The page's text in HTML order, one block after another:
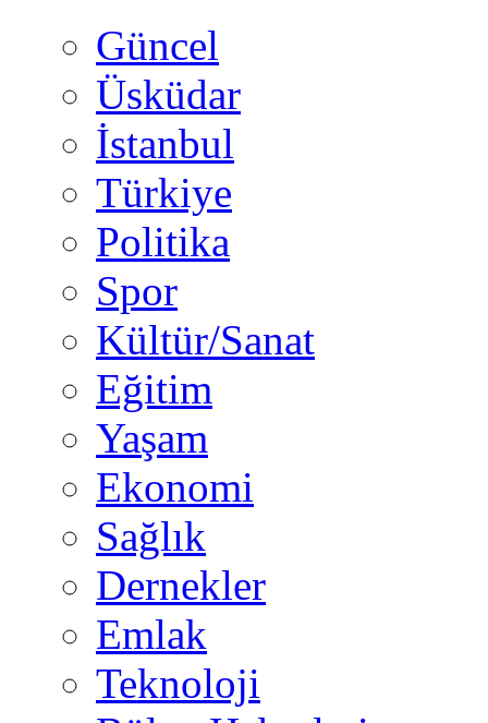
Güncel
Üsküdar
İstanbul
Türkiye
Politika
Spor
Kültür/Sanat
Eğitim
Yaşam
Ekonomi
Sağlık
Dernekler
Emlak
Teknoloji